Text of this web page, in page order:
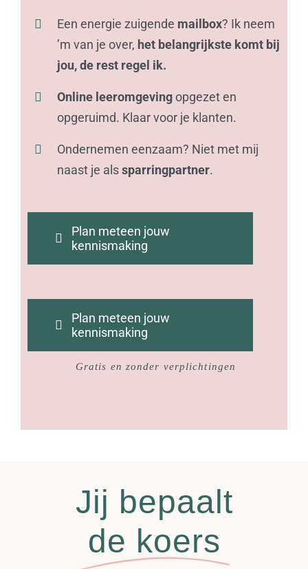
Een energie zuigende mailbox? Ik neem
’m van je over, het belangrijkste komt bij
jou, de rest regel ik.
Online leeromgevingopgezet en
opgeruimd. Klaar voor je klanten.
Ondernemen eenzaam? Niet met mij
naast je alssparringpartner.
Plan meteen jouw
kennismaking
Plan meteen jouw
kennismaking
Gratis en zonder verplichtingen
Jij bepaalt
de koers